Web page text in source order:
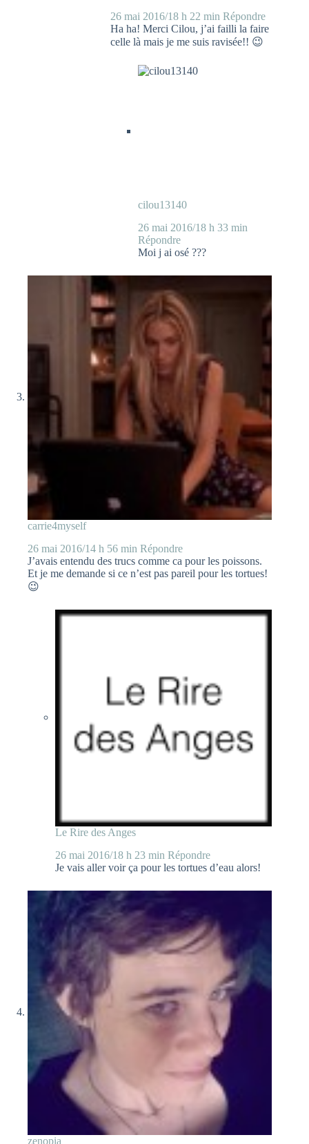
26 mai 2016/18 h 22 min Répondre
Ha ha! Merci Cilou, j’ai failli la faire
celle là mais je me suis ravisée!! 😉
cilou13140
26 mai 2016/18 h 33 min
Répondre
Moi j ai osé ???
carrie4myself
26 mai 2016/14 h 56 min Répondre
J’avais entendu des trucs comme ca pour les poissons.
Et je me demande si ce n’est pas pareil pour les tortues!
😉
Le Rire des Anges
26 mai 2016/18 h 23 min Répondre
Je vais aller voir ça pour les tortues d’eau alors!
zenopia